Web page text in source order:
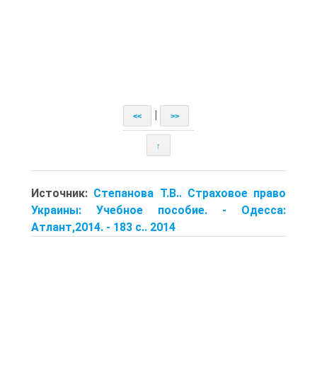
<< >>
↑
Источник: Степанова Т.В.. Страховое право
Украины: Учебное пособие. - Одесса:
Атлант,2014. - 183 с.. 2014